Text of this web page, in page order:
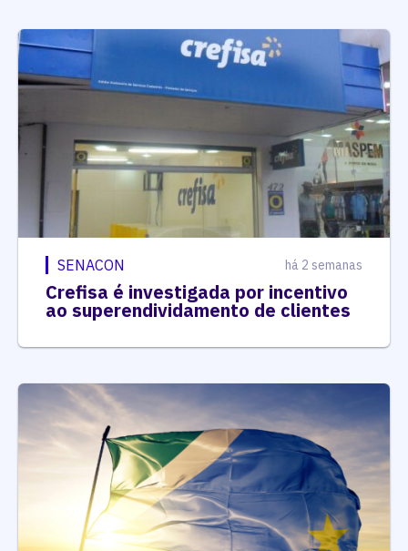
SENACON há 2 semanas
Crefisa é investigada por incentivo
ao superendividamento de clientes